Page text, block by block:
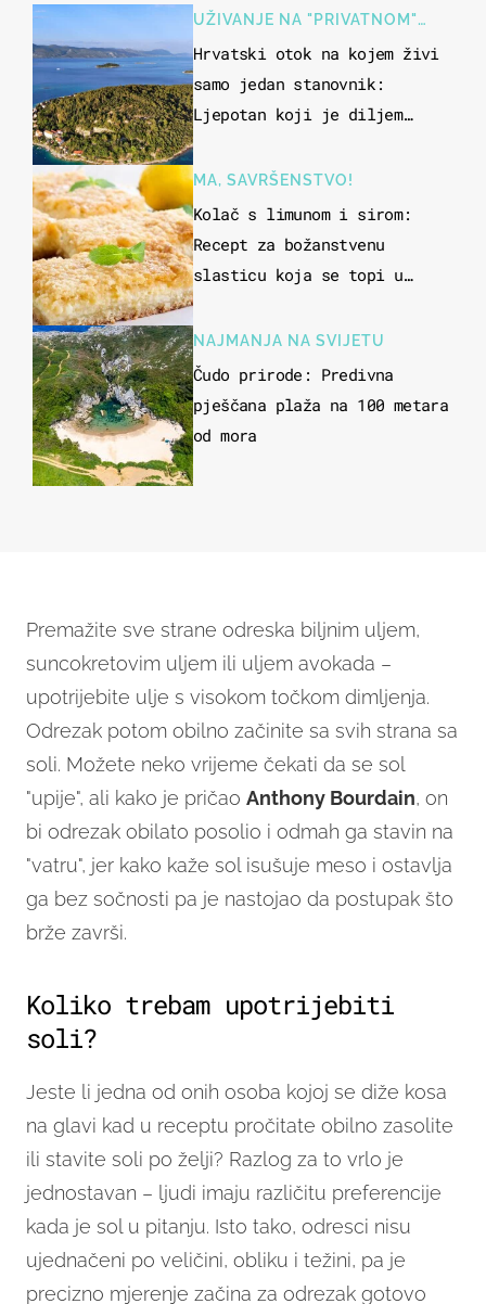
UŽIVANJE NA "PRIVATNOM"
OTOKU
Hrvatski otok na kojem živi
samo jedan stanovnik:
Ljepotan koji je diljem
"bijelom zlatu"
MA, SAVRŠENSTVO!
Kolač s limunom i sirom:
Recept za božanstvenu
slasticu koja se topi u
NAJMANJA NA SVIJETU
Čudo prirode: Predivna
pješčana plaža na 100 metara
od mora
Premažite sve strane odreska biljnim uljem,
suncokretovim uljem ili uljem avokada –
upotrijebite ulje s visokom točkom dimljenja.
Odrezak potom obilno začinite sa svih strana sa
soli. Možete neko vrijeme čekati da se sol
"upije", ali kako je pričao Anthony Bourdain, on
bi odrezak obilato posolio i odmah ga stavin na
"vatru", jer kako kaže sol isušuje meso i ostavlja
ga bez sočnosti pa je nastojao da postupak što
brže završi.
Koliko trebam upotrijebiti
soli?
Jeste li jedna od onih osoba kojoj se diže kosa
na glavi kad u receptu pročitate obilno zasolite
ili stavite soli po želji? Razlog za to vrlo je
jednostavan – ljudi imaju različitu preferencije
kada je sol u pitanju. Isto tako, odresci nisu
ujednačeni po veličini, obliku i težini, pa je
precizno mjerenje začina za odrezak gotovo